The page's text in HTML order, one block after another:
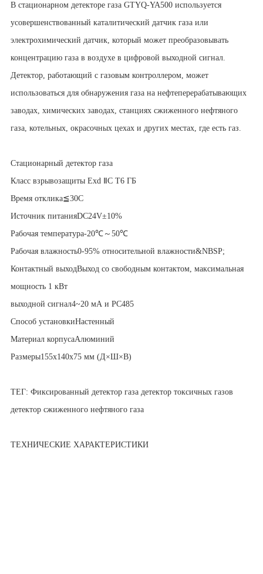
В стационарном детекторе газа GTYQ-YA500 используется
усовершенствованный каталитический датчик газа или
электрохимический датчик, который может преобразовывать
концентрацию газа в воздухе в цифровой выходной сигнал.
Детектор, работающий с газовым контроллером, может
использоваться для обнаружения газа на нефтеперерабатывающих
заводах, химических заводах, станциях сжиженного нефтяного
газа, котельных, окрасочных цехах и других местах, где есть газ.
Стационарный детектор газа
Класс взрывозащиты Exd ⅡC T6 ГБ
Время отклика≦30С
Источник питанияDC24V±10%
Рабочая температура-20℃～50℃
Рабочая влажность0-95% относительной влажности&NBSP;
Контактный выходВыход со свободным контактом, максимальная
мощность 1 кВт
выходной сигнал4~20 мА и РС485
Способ установкиНастенный
Материал корпусаАлюминий
Размеры155x140x75 мм (Д×Ш×В)
ТЕГ: Фиксированный детектор газа детектор токсичных газов
детектор сжиженного нефтяного газа
ТЕХНИЧЕСКИЕ ХАРАКТЕРИСТИКИ